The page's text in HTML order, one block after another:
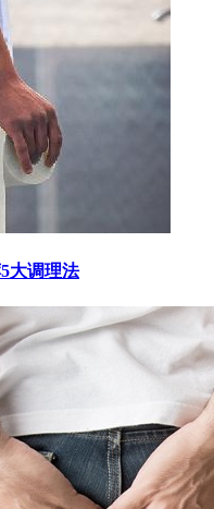
大调理法